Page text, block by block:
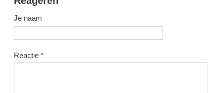
Je naam
Reactie *